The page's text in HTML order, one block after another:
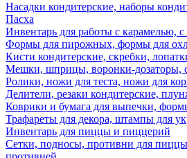
Насадки кондитерские, наборы
Пасха
Инвентарь для работы с карамелью,
Формы для пирожных, формы для
Кисти кондитерские, скребки,
Мешки, шприцы, воронки-дозаторы,
Ролики, ножи для теста, ножи для
Делители, резаки кондитерские,
Коврики и бумага для выпечки,
Трафареты для декора, штампы для
Инвентарь для пиццы и пиццерий
Сетки, подносы, противни для